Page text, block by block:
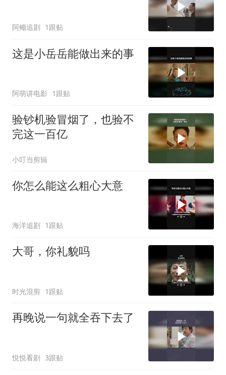
阿鳓追剧 1跟贴
这是小岳岳能做出来的事
阿萌讲电影 1跟贴
验钞机验冒烟了，也验不
完这一百亿
小叮当剪辑
你怎么能这么粗心大意
海洋追剧 1跟贴
大哥，你礼貌吗
时光混剪 1跟贴
再晚说一句就全吞下去了
悦悦看剧 3跟贴